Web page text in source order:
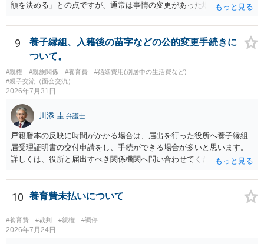
額を決める」との点ですが、通常は事情の変更があった場合に変更し
来なかった事情の変更により双方協議の上増減出来る」と「通知義務
に勤務先」が含まれているので、私に収入が入った事は相手に通知が
行く事になり、上記のような文言が無くても養育費の見直しは適宜出
います。養育費は事情の変更があった場合に変更するので毎年見直す
ことはあまりないです。ご参考にしてください。
9
養子縁組、入籍後の苗字などの公的変更手続きに
ついて。
#親権 #親族関係 #養育費
#婚姻費用(別居中の生活費など)
#親子交流（面会交流）
2026年7月31日
川添 圭 弁護士
戸籍謄本の反映に時間がかかる場合は、届出を行った役所へ養子縁組
届受理証明書の交付申請をし、手続ができる場合が多いと思います。
詳しくは、役所と届出すべき関係機関へ問い合わせてください。
10 養育費未払いについて
#養育費 #裁判 #親権 #調停
2026年7月24日